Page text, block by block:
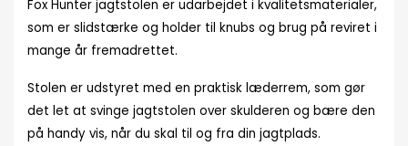
Fox Hunter jagtstolen er udarbejdet i kvalitetsmaterialer,
som er slidstærke og holder til knubs og brug på reviret i
mange år fremadrettet.
Stolen er udstyret med en praktisk læderrem, som gør
det let at svinge jagtstolen over skulderen og bære den
på handy vis, når du skal til og fra din jagtplads.